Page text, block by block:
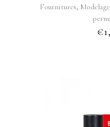
Fournitures,
€